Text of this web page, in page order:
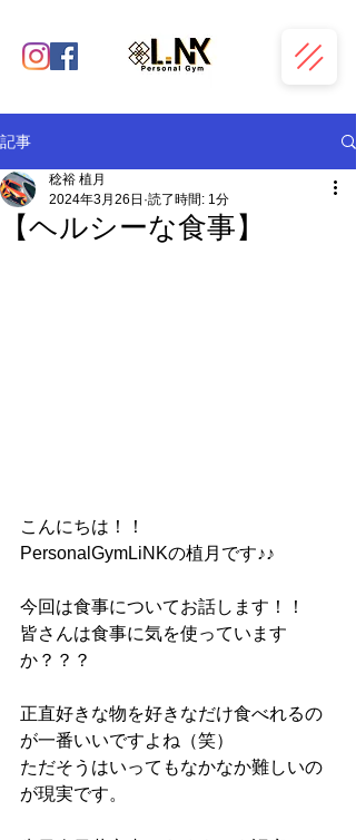
記事
【ヘルシーな食事】
稔裕 植月
2024年3月26日 読了時間: 1分
こんにちは！！
PersonalGymLiNKの植月です♪♪
今回は食事についてお話します！！
皆さんは食事に気を使っています
か？？？
正直好きな物を好きなだけ食べれるの
が一番いいですよね（笑）
ただそうはいってもなかなか難しいの
が現実です。